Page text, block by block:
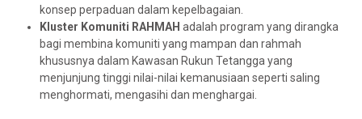
konsep perpaduan dalam kepelbagaian.
Kluster Komuniti RAHMAH adalah program yang dirangka
bagi membina komuniti yang mampan dan rahmah
khususnya dalam Kawasan Rukun Tetangga yang
menjunjung tinggi nilai-nilai kemanusiaan seperti saling
menghormati, mengasihi dan menghargai.